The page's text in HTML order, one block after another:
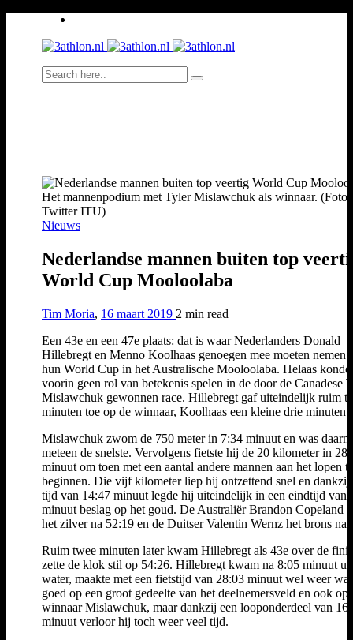
Het mannenpodium met Tyler Mislawchuk als winnaar. (Foto:
Twitter ITU)
Nieuws
Nederlandse mannen buiten top
World Cup Mooloolaba
Tim Moria, 16 maart 2019 2 min read
Een 43e en een 47e plaats: dat is waar Nederlanders Donald
Hillebregt en Menno Koolhaas genoegen mee moeten nemen
hun World Cup in het Australische Mooloolaba. Helaas
voorin geen rol van betekenis spelen in de door de Canadese
Mislawchuk gewonnen race. Hillebregt gaf uiteindelijk ruim
minuten toe op de winnaar, Koolhaas een kleine drie minuten.
Mislawchuk zwom de 750 meter in 7:34 minuut en was
meteen de snelste. Vervolgens fietste hij de 20 kilometer in
minuut om toen met een aantal andere mannen aan het lopen te
beginnen. Die vijf kilometer liep hij ontzettend snel en dankzij
tijd van 14:47 minuut legde hij uiteindelijk in een eindtijd van
minuut beslag op het goud. De Australiër Brandon Copeland
het zilver na 52:19 en de Duitser Valentin Wernz het brons na
Ruim twee minuten later kwam Hillebregt als 43e over de
zette de klok stil op 54:26. Hillebregt kwam na 8:05 minuut
water, maakte met een fietstijd van 28:03 minuut wel weer
goed op een groot gedeelte van het deelnemersveld en ook op
winnaar Mislawchuk, maar dankzij een looponderdeel van
minuut verloor hij toch weer veel tijd.